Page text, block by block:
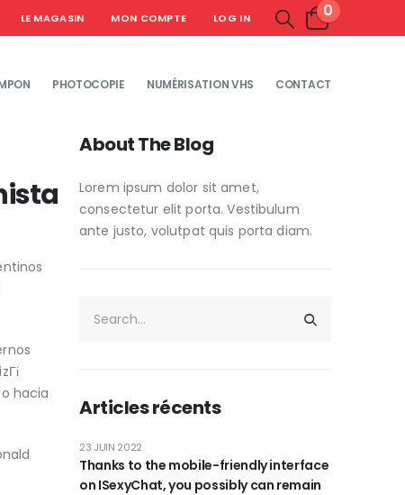
LE MAGASIN MON COMPTE LOG IN 0
PHOTOCOPIE NUMÉRISATION VHS CONTACT
hacia
About The Blog
Lorem ipsum dolor sit amet,
consectetur elit porta. Vestibulum
ante justo, volutpat quis porta diam.
Articles récents
Thanks to the mobile-friendly interface
on ISexyChat, you possibly can remain
23 JUIN 2022